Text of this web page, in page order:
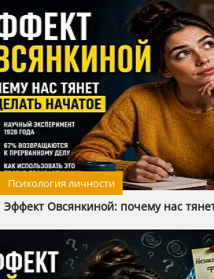
Психология личности
Эффект Овсянкиной: почему нас